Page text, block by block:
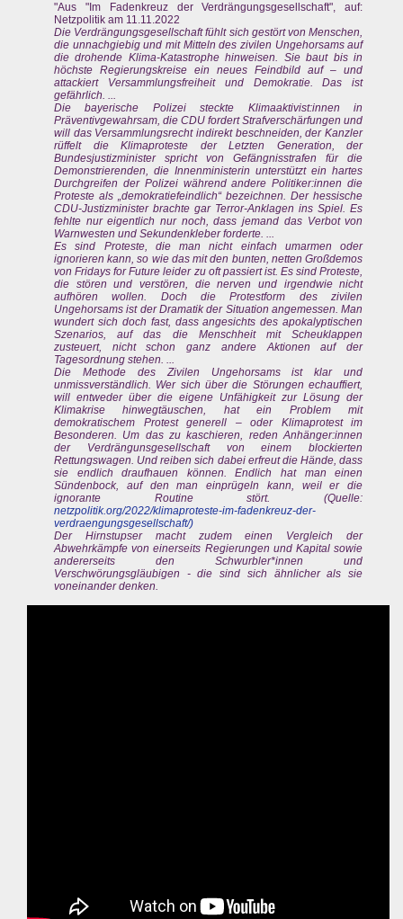
"Aus "Im Fadenkreuz der Verdrängungsgesellschaft", auf:
Netzpolitik am 11.11.2022
Die Verdrängungsgesellschaft fühlt sich gestört von Menschen,
die unnachgiebig und mit Mitteln des zivilen Ungehorsams auf
die drohende Klima-Katastrophe hinweisen. Sie baut bis in
höchste Regierungskreise ein neues Feindbild auf – und
attackiert Versammlungsfreiheit und Demokratie. Das ist
gefährlich. ...
Die bayerische Polizei steckte Klimaaktivist:innen in
Präventivgewahrsam, die CDU fordert Strafverschärfungen und
will das Versammlungsrecht indirekt beschneiden, der Kanzler
rüffelt die Klimaproteste der Letzten Generation, der
Bundesjustizminister spricht von Gefängnisstrafen für die
Demonstrierenden, die Innenministerin unterstützt ein hartes
Durchgreifen der Polizei während andere Politiker:innen die
Proteste als „demokratiefeindlich“ bezeichnen. Der hessische
CDU-Justizminister brachte gar Terror-Anklagen ins Spiel. Es
fehlte nur eigentlich nur noch, dass jemand das Verbot von
Warnwesten und Sekundenkleber forderte. ...
Es sind Proteste, die man nicht einfach umarmen oder
ignorieren kann, so wie das mit den bunten, netten Großdemos
von Fridays for Future leider zu oft passiert ist. Es sind Proteste,
die stören und verstören, die nerven und irgendwie nicht
aufhören wollen. Doch die Protestform des zivilen
Ungehorsams ist der Dramatik der Situation angemessen. Man
wundert sich doch fast, dass angesichts des apokalyptischen
Szenarios, auf das die Menschheit mit Scheuklappen
zusteuert, nicht schon ganz andere Aktionen auf der
Tagesordnung stehen. ...
Die Methode des Zivilen Ungehorsams ist klar und
unmissverständlich. Wer sich über die Störungen echauffiert,
will entweder über die eigene Unfähigkeit zur Lösung der
Klimakrise hinwegtäuschen, hat ein Problem mit
demokratischem Protest generell – oder Klimaprotest im
Besonderen. Um das zu kaschieren, reden Anhänger:innen
der Verdrängunsgesellschaft von einem blockierten
Rettungswagen. Und reiben sich dabei erfreut die Hände, dass
sie endlich draufhauen können. Endlich hat man einen
Sündenbock, auf den man einprügeln kann, weil er die
ignorante Routine stört. (Quelle:
netzpolitik.org/2022/klimaproteste-im-fadenkreuz-der-
verdraengungsgesellschaft/)
Der Hirnstupser macht zudem einen Vergleich der
Abwehrkämpfe von einerseits Regierungen und Kapital sowie
andererseits den Schwurbler*innen und
Verschwörungsgläubigen - die sind sich ähnlicher als sie
voneinander denken.